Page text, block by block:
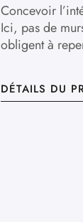
Concevoir
Ici, pas de
obligent à
DÉTAILS DU